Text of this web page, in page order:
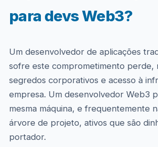
para devs Web3?
Um desenvolvedor de aplicações
sofre este comprometimento perde,
segredos corporativos e acesso à
empresa. Um desenvolvedor Web3
mesma máquina, e frequentemente
árvore de projeto, ativos que são
portador.